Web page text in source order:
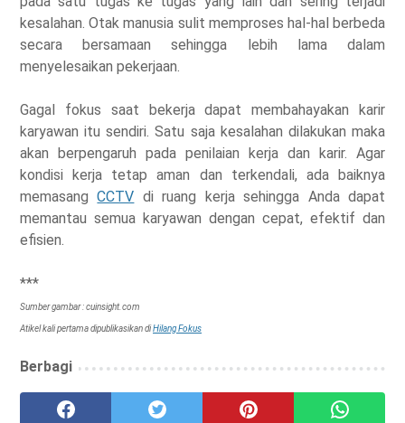
kesalahan. Otak manusia sulit memproses hal-hal berbeda
secara bersamaan sehingga lebih lama dalam
menyelesaikan pekerjaan.
Gagal fokus saat bekerja dapat membahayakan karir
karyawan itu sendiri. Satu saja kesalahan dilakukan maka
akan berpengaruh pada penilaian kerja dan karir. Agar
kondisi kerja tetap aman dan terkendali, ada baiknya
memasangCCTV di ruang kerja sehingga Anda dapat
memantau semua karyawan dengan cepat, efektif dan
efisien.
***
Sumber gambar : cuinsight.com
Atikel kali pertama dipublikasikan diHilang Fokus
Berbagi